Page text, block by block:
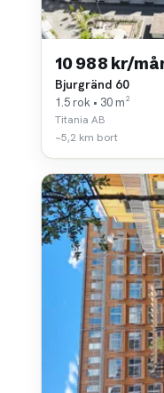
10 988 kr/
Bjurgränd 60
1.5 rok • 30 m²
Titania AB
~5,2 km bort